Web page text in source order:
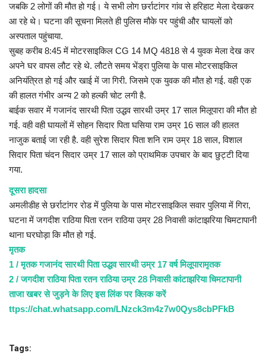
जबकि 2 लोगों की मौत हो गई। ये सभी लोग छर्राटांगर गांव से हरिहाट मेला देखकर
आ रहे थे। घटना की सूचना मिलते ही पुलिस मौके पर पहुंची और घायलों को
अस्पताल पहुंचाया.
सुबह करीब 8:45 में मोटरसाइकिल CG 14 MQ 4818 से 4 युवक मेला देख कर
अपने घर वापस लौट रहे थे. लौटते समय भेंड्रा पुलिया के पास मोटरसाइकिल
अनियंत्रित हो गई और खाई में जा गिरी. जिसमे एक युवक की मौत हो गई. वही एक
की हालत गंभीर अन्य 2 को हल्की चोट लगी है.
बाईक सवार में गजानंद सारथी पिता उद्धव सारथी उम्र 17 साल मिलूपारा की मौत हो
गई. वही वही घायलों में सोहन सिदार पिता घसिया राम उम्र 16 साल की हालत
नाजुक बताई जा रही है. वही सुरेश सिदार पिता शनि राम उम्र 18 साल, विशाल
सिदार पिता चंदन सिदार उम्र 17 साल को प्राथमिक उपचार के बाद छुट्टी दिया
गया.
दूसरा हादसा
अमलीडीह से छर्राटांगर रोड में पुलिया के पास मोटरसाइकिल सवार पुलिया में गिरा,
घटना में जगदीश राठिया पिता रतन राठिया उम्र 28 निवासी कांटाझरिया चिमटापानी
थाना घरघोड़ा कि मौत हो गई.
मृतक
1 / मृतक गजानंद सारथी पिता उद्धव सारथी उम्र 17 वर्ष मिलूपारामृतक
2 / जगदीश राठिया पिता रतन राठिया उम्र 28 निवासी कांटाझरिया चिमटापानी
ताजा खबर से जुड़ने के लिए इस लिंक पर क्लिक करें
ttps://chat.whatsapp.com/LNzck3m4z7w0Qys8cbPFkB
Tags: